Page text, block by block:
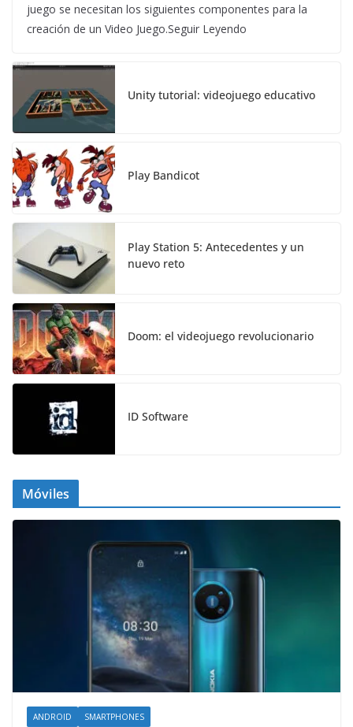
juego se necesitan los siguientes componentes para la
creación de un Video Juego.Seguir Leyendo
Unity tutorial: videojuego educativo
Play Bandicot
Play Station 5: Antecedentes y un
nuevo reto
Doom: el videojuego revolucionario
ID Software
Móviles
ANDROID SMARTPHONES